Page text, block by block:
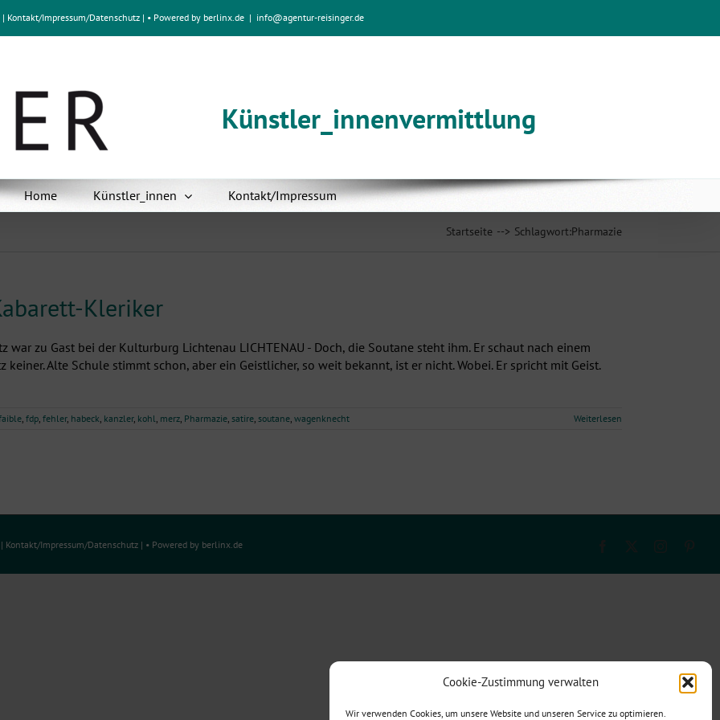
Cookie-Zustimmung verwalten
Wir verwenden Cookies, um unsere Website und unseren Service zu optimieren.
| Kontakt/Impressum/Datenschutz | • Powered by berlinx.de | info@agentur-reisinger.de
Künstler_innenvermittlung
Home Künstler_innen Kontakt/Impressum
Startseite Schlagwort:Pharmazie
Kleriker
war zu Gast bei der Kulturburg Lichtenau LICHTENAU - Doch, die Soutane steht ihm. Er schaut nach einem
Alte Schule stimmt schon, aber ein Geistlicher, so weit bekannt, ist er nicht. Wobei. Er spricht mit Geist.
fdp fehler, habeck kanzler, kohl merz Pharmazie satire soutane wagenknecht Weiterlesen
| Kontakt/Impressum/Datenschutz | • Powered by berlinx.de